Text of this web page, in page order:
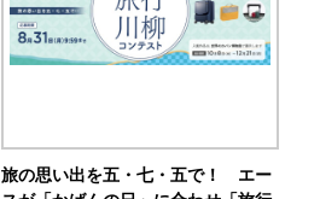
旅の思い出を五・七・五で！ エー